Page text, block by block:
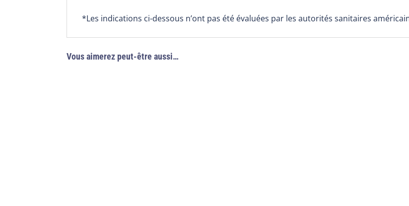
*Les indications ci-dessous n’ont pas été évaluées par les autorités sanitaires
Vous aimerez peut-être aussi…